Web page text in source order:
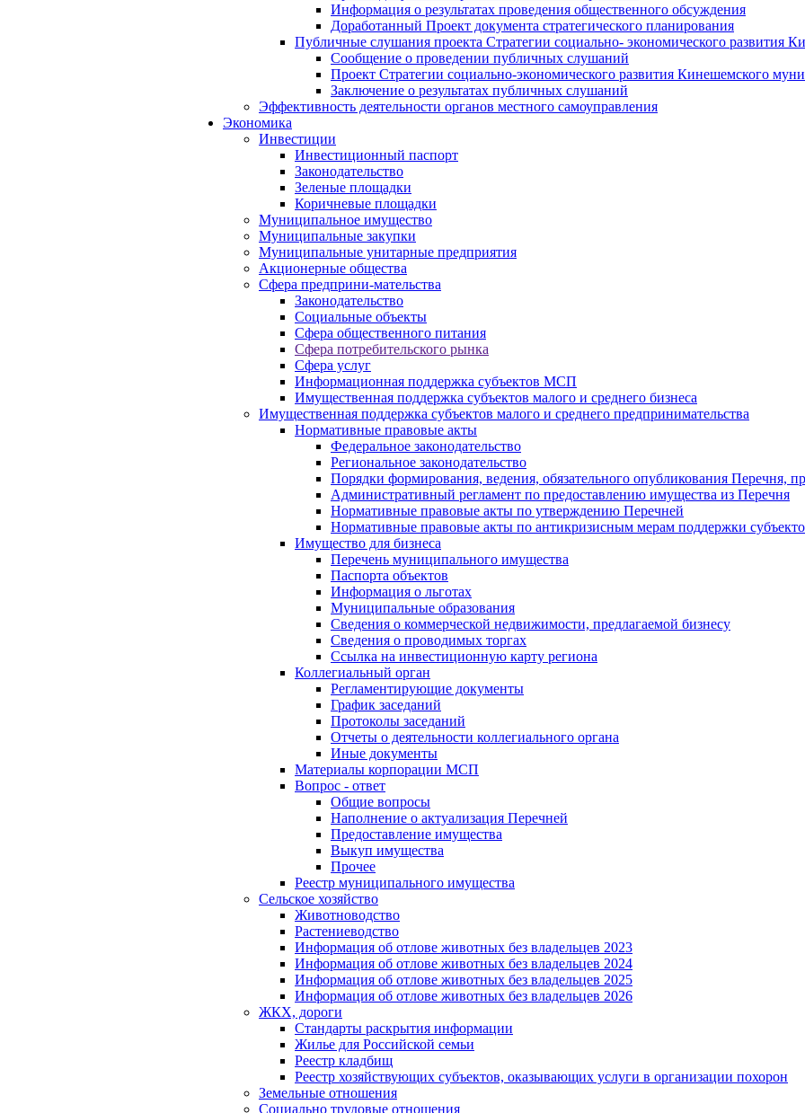
Информация о результатах проведения общественного обсуждения
Доработанный Проект документа стратегического планирования
Публичные слушания проекта Стратегии социально- экономического развития
Сообщение о проведении публичных слушаний
Проект Стратегии социально-экономического развития Кинешемского
Заключение о результатах публичных слушаний
Эффективность деятельности органов местного самоуправления
Экономика
Инвестиции
Инвестиционный паспорт
Законодательство
Зеленые площадки
Коричневые площадки
Муниципальное имущество
Муниципальные закупки
Муниципальные унитарные предприятия
Акционерные общества
Сфера предприни-мательства
Законодательство
Социальные объекты
Сфера общественного питания
Сфера потребительского рынка
Сфера услуг
Информационная поддержка субъектов МСП
Имущественная поддержка субъектов малого и среднего бизнеса
Имущественная поддержка субъектов малого и среднего предпринимательства
Нормативные правовые акты
Федеральное законодательство
Региональное законодательство
Порядки формирования, ведения, обязательного опубликования Перечня,
Административный регламент по предоставлению имущества из Перечня
Нормативные правовые акты по утверждению Перечней
Нормативные правовые акты по антикризисным мерам поддержки
Имущество для бизнеса
Перечень муниципального имущества
Паспорта объектов
Информация о льготах
Муниципальные образования
Сведения о коммерческой недвижимости, предлагаемой бизнесу
Сведения о проводимых торгах
Ссылка на инвестиционную карту региона
Коллегиальный орган
Регламентирующие документы
График заседаний
Протоколы заседаний
Отчеты о деятельности коллегиального органа
Иные документы
Материалы корпорации МСП
Вопрос - ответ
Общие вопросы
Наполнение о актуализация Перечней
Предоставление имущества
Выкуп имущества
Прочее
Реестр муниципального имущества
Сельское хозяйство
Животноводство
Растениеводство
Информация об отлове животных без владельцев 2023
Информация об отлове животных без владельцев 2024
Информация об отлове животных без владельцев 2025
Информация об отлове животных без владельцев 2026
ЖКХ, дороги
Стандарты раскрытия информации
Жилье для Российской семьи
Реестр кладбищ
Реестр хозяйствующих субъектов, оказывающих услуги в организации похорон
Земельные отношения
Социально трудовые отношения